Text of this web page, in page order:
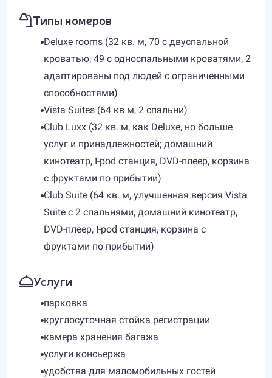
Типы номеров
Deluxe rooms (32 кв. м, 70 с двуспальной
кроватью, 49 с односпальными кроватями, 2
адаптированы под людей с ограниченными
способностями)
Vista Suites (64 кв м, 2 спальни)
Club Luxx (32 кв. м, как Deluxe, но больше
услуг и принадлежностей; домашний
кинотеатр, I-pod станция, DVD-плеер, корзина
с фруктами по прибытии)
Club Suite (64 кв. м, улучшенная версия Vista
Suite с 2 спальнями, домашний кинотеатр,
DVD-плеер, I-pod станция, корзина с
фруктами по прибытии)
Услуги
парковка
круглосуточная стойка регистрации
камера хранения багажа
услуги консьержа
удобства для маломобильных гостей